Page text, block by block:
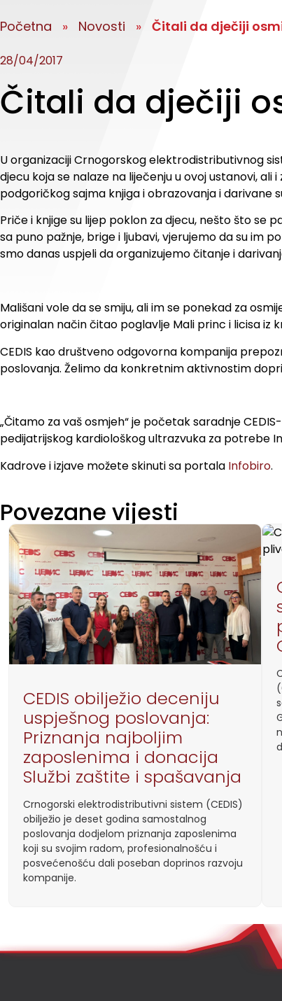
Početna » Novosti » Čitali da dječiji
28/04/2017
Čitali da dječiji
U organizaciji Crnogorskog elektrodistributivnog
djecu koja se nalaze na liječenju u ovoj ustanovi, ali
podgoričkog sajma knjiga i obrazovanja i darivane
Priče i knjige su lijep poklon za djecu, nešto što se
sa puno pažnje, brige i ljubavi, vjerujemo da su im
smo danas uspjeli da organizujemo čitanje i
Mališani vole da se smiju, ali im se ponekad za
originalan način čitao poglavlje Mali princ i licisa iz
CEDIS kao društveno odgovorna kompanija
poslovanja. Želimo da konkretnim aktivnostim
„Čitamo za vaš osmjeh“ je početak saradnje
pedijatrijskog kardiološkog ultrazvuka za potrebe
Kadrove i izjave možete skinuti sa portala Infobiro.
Povezane vijesti
CEDIS obilježio deceniju
uspješnog poslovanja:
Priznanja najboljim
zaposlenima i donacija
Službi zaštite i spašavanja
Crnogorski elektrodistributivni sistem (CEDIS)
obilježio je deset godina samostalnog
poslovanja dodjelom priznanja zaposlenima
koji su svojim radom, profesionalnošću i
posvećenošću dali poseban doprinos razvoju
kompanije.